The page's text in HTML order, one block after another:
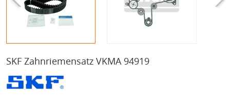
SKF Zahnriemensatz VKMA 94919